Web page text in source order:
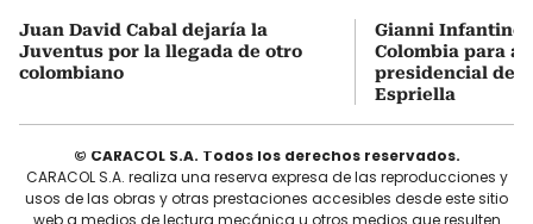
Juan David Cabal dejaría la
Juventus por la llegada de otro
colombiano
Gianni Infantino
Colombia para
presidencial de
Espriella
© CARACOL S.A. Todos los derechos reservados.
CARACOL S.A. realiza una reserva expresa de las reproducciones y
usos de las obras y otras prestaciones accesibles desde este sitio
web a medios de lectura mecánica u otros medios que resulten